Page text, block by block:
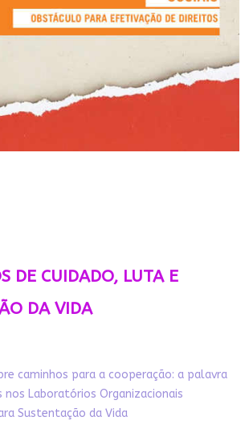
DE CUIDADO, LUTA E
DA VIDA
caminhos para a cooperação: a palavra
nos Laboratórios Organizacionais
Sustentação da Vida